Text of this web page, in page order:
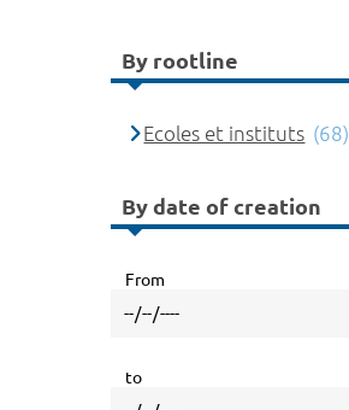
By rootline
Ecoles et instituts (68)
By date of creation
From
to